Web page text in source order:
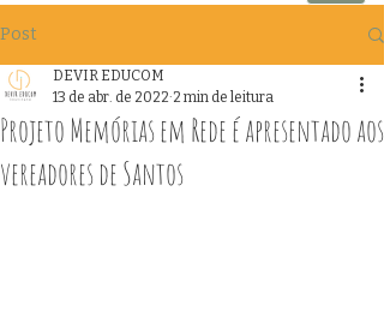
Post
Projeto Memórias em Rede é apresentado aos
vereadores de Santos
DEVIR EDUCOM
13 de abr. de 2022 2 min de leitura